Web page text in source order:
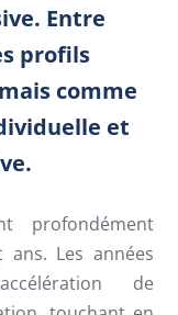
Entre
profils
comme
et
profondément
Les années
de